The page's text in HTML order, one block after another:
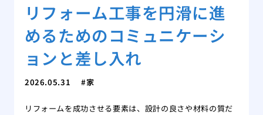
リフォーム工事を円滑に進
めるためのコミュニケーシ
ョンと差し入れ
2026.05.31 家
リフォームを成功させる要素は、設計の良さや材料の質だ